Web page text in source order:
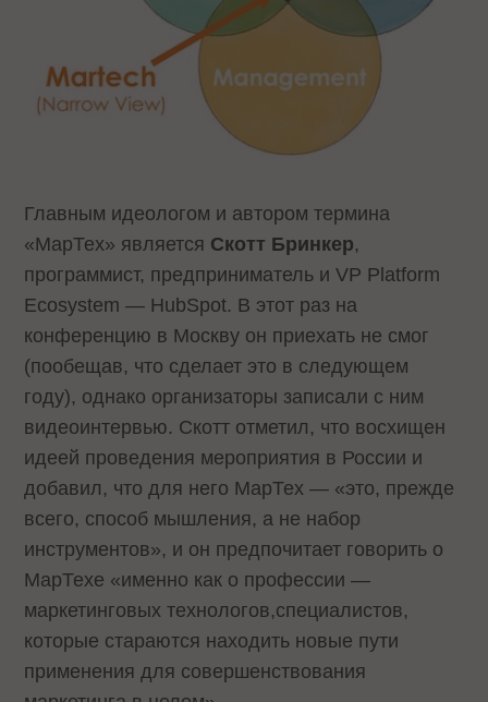
Главным идеологом и автором термина
«МарТех» является Скотт Бринкер,
программист, предприниматель и VP Platform
Ecosystem — HubSpot. В этот раз на
конференцию в Москву он приехать не смог
(пообещав, что сделает это в следующем
году), однако организаторы записали с ним
видеоинтервью. Скотт отметил, что восхищен
идеей проведения мероприятия в России и
добавил, что для него МарТех — «это, прежде
всего, способ мышления, а не набор
инструментов», и он предпочитает говорить о
МарТехе «именно как о профессии —
маркетинговых технологов,специалистов,
которые стараются находить новые пути
применения для совершенствования